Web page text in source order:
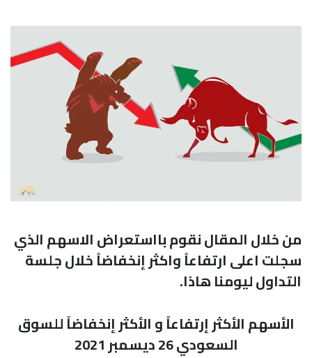
من خلال المقال نقوم بااستعراض الاسهم الذي
سجلت اعلى ارتفاعاً واكثر إنخفاضاً خلال جلسة
التداول ليومنا هاذا.
الأسهم الأكثر إرتفاعاً و الأكثر إنخفاضاً للسوق
السعودي 26 ديسمبر 2021